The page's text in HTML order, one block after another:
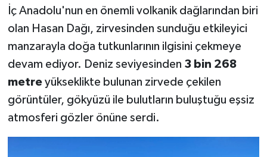
İç Anadolu'nun en önemli volkanik dağlarından biri
olan Hasan Dağı, zirvesinden sunduğu etkileyici
manzarayla doğa tutkunlarının ilgisini çekmeye
devam ediyor. Deniz seviyesinden 3 bin 268
metreyükseklikte bulunan zirvede çekilen
görüntüler, gökyüzü ile bulutların buluştuğu eşsiz
atmosferi gözler önüne serdi.